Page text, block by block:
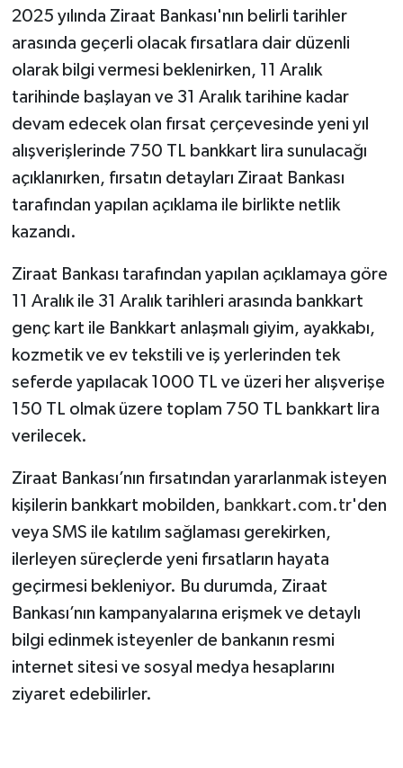
2025 yılında Ziraat Bankası'nın belirli tarihler
arasında geçerli olacak fırsatlara dair düzenli
olarak bilgi vermesi beklenirken, 11 Aralık
tarihinde başlayan ve 31 Aralık tarihine kadar
devam edecek olan fırsat çerçevesinde yeni yıl
alışverişlerinde 750 TL bankkart lira sunulacağı
açıklanırken, fırsatın detayları Ziraat Bankası
tarafından yapılan açıklama ile birlikte netlik
kazandı.
Ziraat Bankası tarafından yapılan açıklamaya göre
11 Aralık ile 31 Aralık tarihleri arasında bankkart
genç kart ile Bankkart anlaşmalı giyim, ayakkabı,
kozmetik ve ev tekstili ve iş yerlerinden tek
seferde yapılacak 1000 TL ve üzeri her alışverişe
150 TL olmak üzere toplam 750 TL bankkart lira
verilecek.
Ziraat Bankası’nın fırsatından yararlanmak isteyen
kişilerin bankkart mobilden, bankkart.com.tr'den
veya SMS ile katılım sağlaması gerekirken,
ilerleyen süreçlerde yeni fırsatların hayata
geçirmesi bekleniyor. Bu durumda, Ziraat
Bankası’nın kampanyalarına erişmek ve detaylı
bilgi edinmek isteyenler de bankanın resmi
internet sitesi ve sosyal medya hesaplarını
ziyaret edebilirler.